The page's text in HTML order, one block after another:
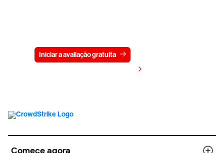
Iniciar a avaliação gratuita
Comece agora